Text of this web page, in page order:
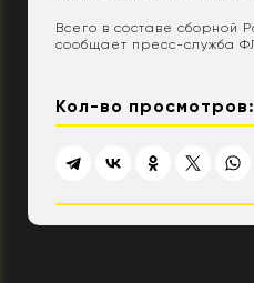
Всего в составе сборной
сообщает пресс-служба
Кол-во